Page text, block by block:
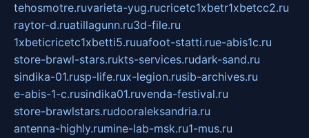
tehosmotre.ruvarieta-yug.rucricetc1xbetr1xbetcc2.ru
raytor-d.ruatillagunn.ru3d-file.ru
1xbeticricetc1xbetti5.ruuafoot-statti.rue-abis1c.ru
store-brawl-stars.rukts-services.rudark-sand.ru
sindika-01.rusp-life.rux-legion.rusib-archives.ru
e-abis-1-c.rusindika01.ruvenda-festival.ru
store-brawlstars.rudooraleksandria.ru
antenna-highly.rumine-lab-msk.ru1-mus.ru